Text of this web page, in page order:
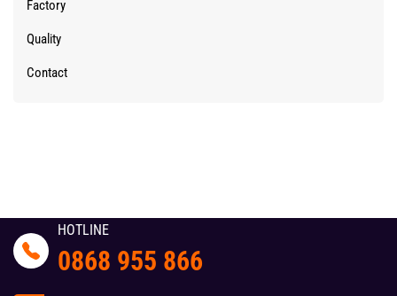
Factory
Quality
Contact
HOTLINE
0868 955 866